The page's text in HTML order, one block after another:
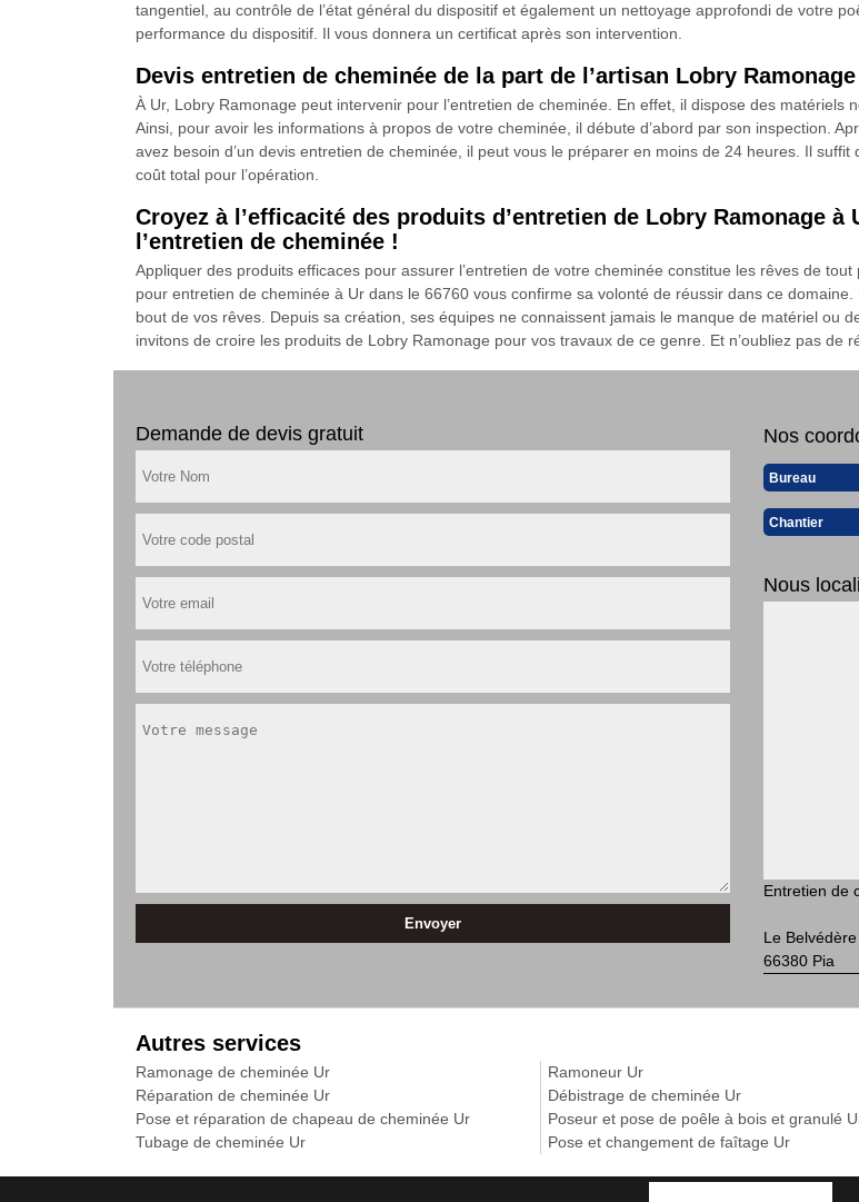
tangentiel, au contrôle de l’état général du dispositif et également un nettoyage approfondi de votre
performance du dispositif. Il vous donnera un certificat après son intervention.
Devis entretien de cheminée de la part de l’artisan Lobry Ramonage
À Ur, Lobry Ramonage peut intervenir pour l’entretien de cheminée. En effet, il dispose des matériels
Ainsi, pour avoir les informations à propos de votre cheminée, il débute d’abord par son inspection.
avez besoin d’un devis entretien de cheminée, il peut vous le préparer en moins de 24 heures. Il
coût total pour l’opération.
Croyez à l’efficacité des produits d’entretien de Lobry Ramonage
l’entretien de cheminée !
Appliquer des produits efficaces pour assurer l’entretien de votre cheminée constitue les rêves de
pour entretien de cheminée à Ur dans le 66760 vous confirme sa volonté de réussir dans ce
bout de vos rêves. Depuis sa création, ses équipes ne connaissent jamais le manque de matériel ou
invitons de croire les produits de Lobry Ramonage pour vos travaux de ce genre. Et n’oubliez pas de
Demande de devis gratuit Nos
Bureau
Chantier
Nous
Entretien de
Le Belvédère
66380 Pia
Autres services
Ramonage de cheminée Ur
Réparation de cheminée Ur
Pose et réparation de chapeau de cheminée Ur
Tubage de cheminée Ur
Ramoneur Ur
Débistrage de cheminée Ur
Poseur et pose de poêle à bois et granulé
Pose et changement de faîtage Ur